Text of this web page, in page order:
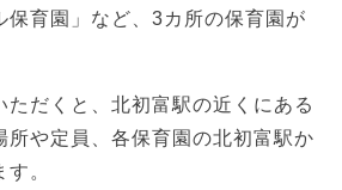
保育園」など、3カ所の保育園が
ただくと、北初富駅の近くにある
所や定員、各保育園の北初富駅か
。